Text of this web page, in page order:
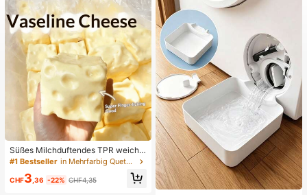
Süßes Milchduftendes TPR weiche
s quetschbares Dumpling-förmiges
Stressabbau-Spielzeug, 5cm niedli
ches lustiges Quetsch-Stressabbau
#1 Bestseller in Mehrfarbig Quetschspielzeug für Teenager
CHF3 ,36 -22% CHF4,35